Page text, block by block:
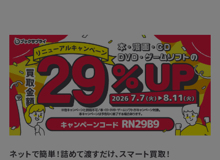
ネットで簡単！詰めて渡すだけ、スマート買取！